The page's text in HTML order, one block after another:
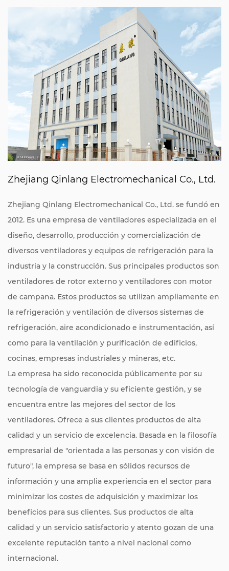
Zhejiang Qinlang Electromechanical Co., Ltd.
Zhejiang Qinlang Electromechanical Co., Ltd. se fundó en
2012. Es una empresa de ventiladores especializada en el
diseño, desarrollo, producción y comercialización de
diversos ventiladores y equipos de refrigeración para la
industria y la construcción. Sus principales productos son
ventiladores de rotor externo y ventiladores con motor
de campana. Estos productos se utilizan ampliamente en
la refrigeración y ventilación de diversos sistemas de
refrigeración, aire acondicionado e instrumentación, así
como para la ventilación y purificación de edificios,
cocinas, empresas industriales y mineras, etc.
La empresa ha sido reconocida públicamente por su
tecnología de vanguardia y su eficiente gestión, y se
encuentra entre las mejores del sector de los
ventiladores. Ofrece a sus clientes productos de alta
calidad y un servicio de excelencia. Basada en la filosofía
empresarial de "orientada a las personas y con visión de
futuro", la empresa se basa en sólidos recursos de
información y una amplia experiencia en el sector para
minimizar los costes de adquisición y maximizar los
beneficios para sus clientes. Sus productos de alta
calidad y un servicio satisfactorio y atento gozan de una
excelente reputación tanto a nivel nacional como
internacional.